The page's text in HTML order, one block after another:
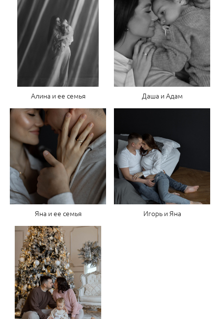
Алина и ее семья Даша и Адам
Яна и ее семья Игорь и Яна